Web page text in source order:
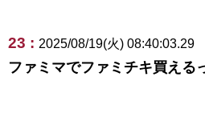
23 : 2025/08/19(火) 08:40:03.29
ファミマでファミチキ買える